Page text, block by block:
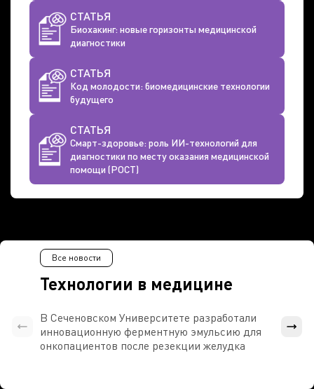
СТАТЬЯ
Биохакинг: новые горизонты медицинской
диагностики
СТАТЬЯ
Код молодости: биомедицинские технологии
будущего
СТАТЬЯ
Смарт-здоровье: роль ИИ-технологий для
диагностики по месту оказания медицинской
помощи (РОСТ)
Технологии в медицине
Все новости
В Сеченовском Университете разработали
инновационную ферментную эмульсию для
онкопациентов после резекции желудка